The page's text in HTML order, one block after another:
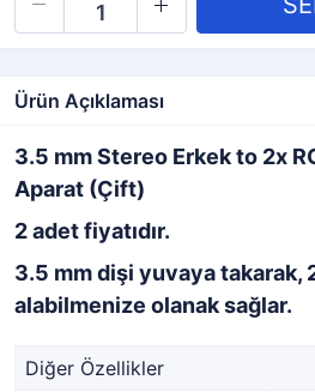
Ürün Açıklaması
3.5 mm Stereo Erkek to 2x
Aparat (Çift)
2 adet fiyatıdır.
3.5 mm dişi yuvaya takarak, 2
alabilmenize olanak sağlar.
Diğer Özellikler